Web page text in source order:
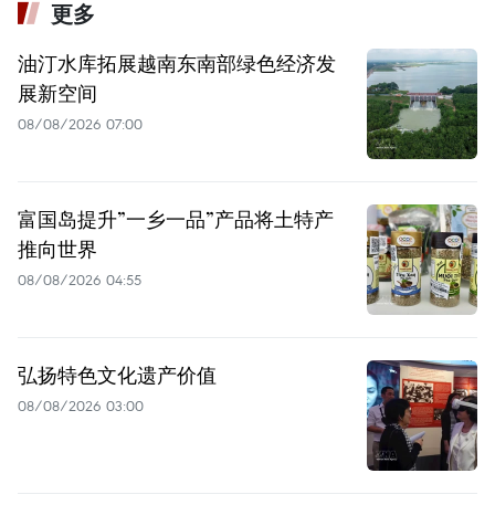
更多
油汀水库拓展越南东南部绿色经济发
展新空间
08/08/2026 07:00
富国岛提升”一乡一品”产品将土特产
推向世界
08/08/2026 04:55
弘扬特色文化遗产价值
08/08/2026 03:00